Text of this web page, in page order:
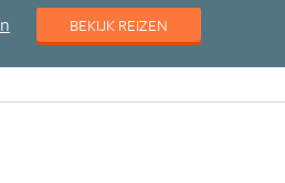
BEKIJK REIZEN